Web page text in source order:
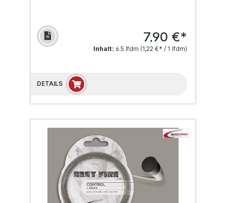
7,90 €*
Inhalt: 6.5 lfdm (1,22 €* / 1 lfdm)
DETAILS